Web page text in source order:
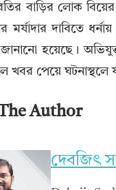
বাড়ির লোক
মর্যাদার দাবিতে
হয়েছে।
খবর পেয়ে ঘটনাস্থলে
Author
দেবজিৎ